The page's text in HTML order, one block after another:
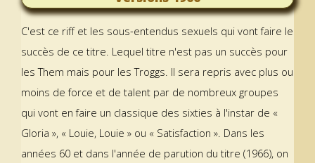
C'est ce riff et les sous-entendus sexuels qui vont faire le
succès de ce titre. Lequel titre n'est pas un succès pour
les Them mais pour les Troggs. Il sera repris avec plus ou
moins de force et de talent par de nombreux groupes
qui vont en faire un classique des sixties à l'instar de «
Gloria », « Louie, Louie » ou « Satisfaction ». Dans les
années 60 et dans l'année de parution du titre (1966), on